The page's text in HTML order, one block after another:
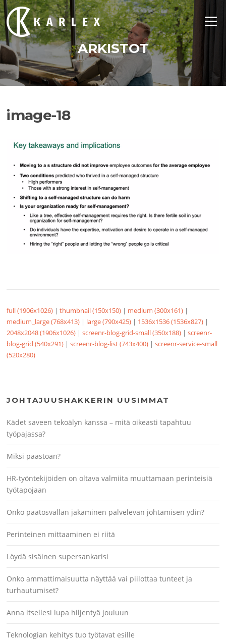
Siirry
suoraan
sisältöön
Valikko
ARKISTOT
image-18
full (1906x1026) |thumbnail (150x150) | medium (300x161) |
medium_large (768x413) | large (790x425) | 1536x1536 (1536x827) |
2048x2048 (1906x1026) |screenr-blog-grid-small (350x188) |screenr-
blog-grid (540x291) |screenr-blog-list (743x400) |screenr-service-small
(520x280)
JOHTAJUUSHAKKERIN UUSIMMAT
Kädet saveen tekoälyn kanssa – mitä oikeasti tapahtuu
työpajassa?
Miksi paastoan?
HR-työntekijöiden on oltava valmiita muuttamaan perinteisiä
työtapojaan
Onko päätösvallan jakaminen palvelevan johtamisen ydin?
Perinteinen mittaaminen ei riitä
Löydä sisäinen supersankarisi
Onko ammattimaisuutta näyttää vai piilottaa tunteet ja
turhautumiset?
Anna itsellesi lupa hiljentyä jouluun
Teknologian kehitys tuo työtavat esille